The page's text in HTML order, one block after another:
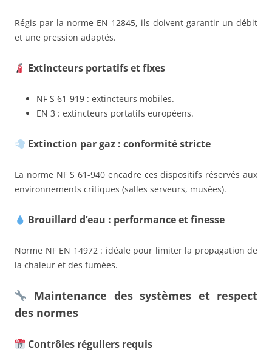
Régis par la norme EN 12845, ils doivent garantir un débit
et une pression adaptés.
Extincteurs portatifs et fixes
NF S 61-919 : extincteurs mobiles.
EN 3 : extincteurs portatifs européens.
Extinction par gaz : conformité stricte
La norme NF S 61-940 encadre ces dispositifs réservés aux
environnements critiques (salles serveurs, musées).
Brouillard d’eau : performance et finesse
Norme NF EN 14972 : idéale pour limiter la propagation de
la chaleur et des fumées.
Maintenance des systèmes et respect
des normes
Contrôles réguliers requis